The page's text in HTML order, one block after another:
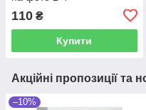
110 ₴
Купити
Акційні пропозиції та
–10%